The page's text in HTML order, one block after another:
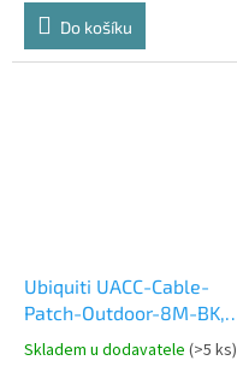
Do košíku
Ubiquiti UACC-Cable-
Patch-Outdoor-8M-BK,
Venkovní UniFi patch
kabel, 8m, Cat5e, černý
Skladem u dodavatele (>5 ks)